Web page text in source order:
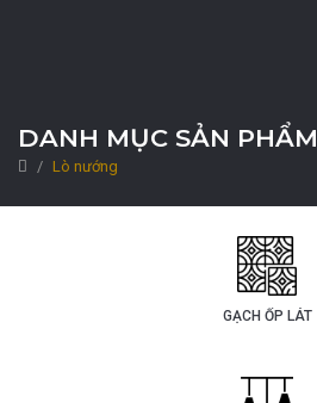
DANH MỤC SẢN PHẨM
Lò nướng
GẠCH ỐP LÁT